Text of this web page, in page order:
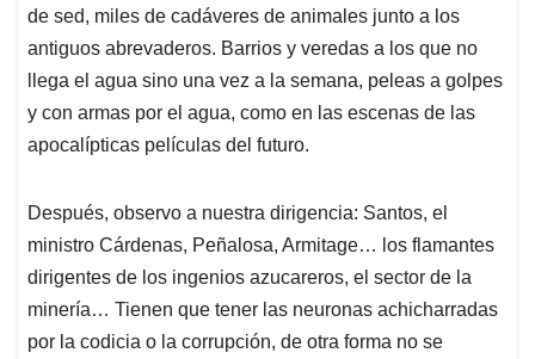
de sed, miles de cadáveres de animales junto a los
antiguos abrevaderos. Barrios y veredas a los que no
llega el agua sino una vez a la semana, peleas a golpes
y con armas por el agua, como en las escenas de las
apocalípticas películas del futuro.
Después, observo a nuestra dirigencia: Santos, el
ministro Cárdenas, Peñalosa, Armitage… los flamantes
dirigentes de los ingenios azucareros, el sector de la
minería… Tienen que tener las neuronas achicharradas
por la codicia o la corrupción, de otra forma no se